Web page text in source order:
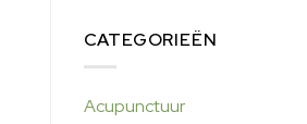
CATEGORIEËN
Acupunctuur